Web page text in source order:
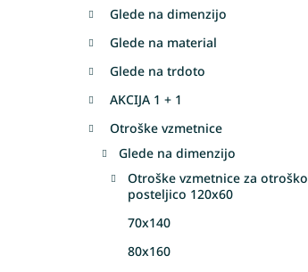
Glede na dimenzijo
Glede na material
Glede na trdoto
AKCIJA 1 + 1
Otroške vzmetnice
Glede na dimenzijo
Otroške vzmetnice za otroško
posteljico 120x60
70x140
80x160